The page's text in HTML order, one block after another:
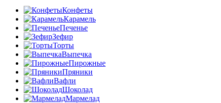
Конфеты
Карамель
Печенье
Зефир
Торты
Выпечка
Пирожные
Пряники
Вафли
Шоколад
Мармелад